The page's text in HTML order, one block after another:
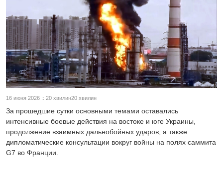
16 июня 2026 :: 20 хвилин20 хвилин
За прошедшие сутки основными темами оставались
интенсивные боевые действия на востоке и юге Украины,
продолжение взаимных дальнобойных ударов, а также
дипломатические консультации вокруг войны на полях саммита
G7 во Франции.